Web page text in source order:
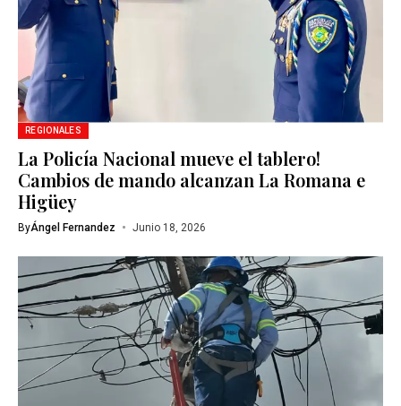
REGIONALES
La Policía Nacional mueve el tablero!
Cambios de mando alcanzan La Romana e
Higüey
ByÁngel Fernandez Junio 18, 2026